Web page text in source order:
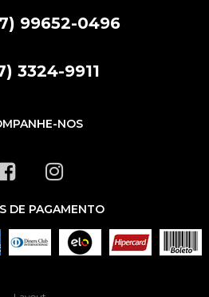
99652-0496
3324-9911
NOS
DE PAGAMENTO